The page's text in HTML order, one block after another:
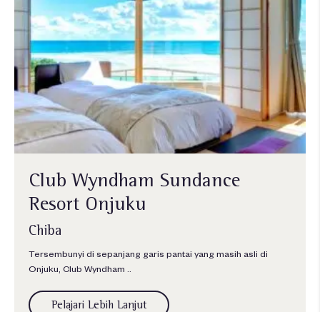
Club Wyndham Sundance
Resort Onjuku
Chiba
Tersembunyi di sepanjang garis pantai yang masih asli di
Onjuku, Club Wyndham ..
Pelajari Lebih Lanjut